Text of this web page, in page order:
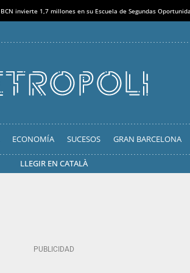
BCN invierte 1,7 millones en su Escuela de Segundas
ECONOMÍA SUCESOS GRAN BARCELONA
LLEGIR EN CATALÀ